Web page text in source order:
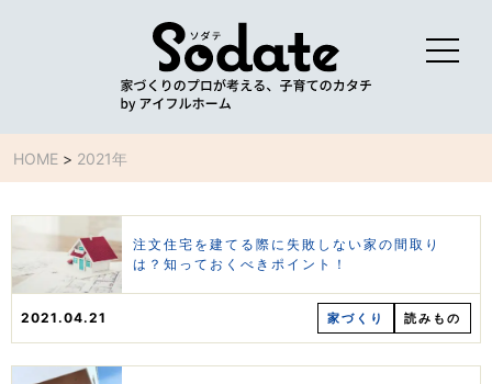
HOME > 2021年
2021.04.21 家づくり 読みもの
注文住宅を建てる際に失敗しない家の間取り
は？知っておくべきポイント！